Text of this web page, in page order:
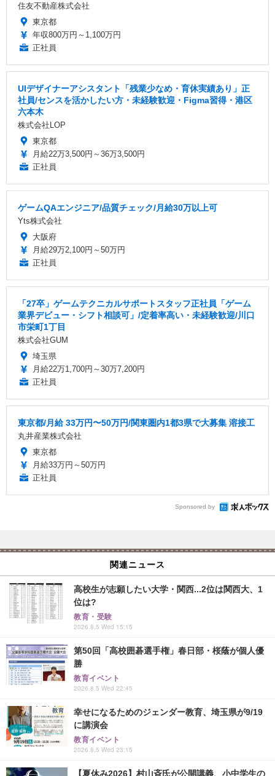
住友不動産株式会社
東京都
年収800万円～1,100万円
正社員
UIデザイナーアシスタント「残業少なめ・育休実績あり」正
社員/センスを活かしたい方・未経験歓迎・Figma習得・港区
六本木
株式会社LOP
東京都
月給22万3,500円～36万3,500円
正社員
ゲームQAエンジニア/品質チェック/月給30万以上可
Yts株式会社
大阪府
月給29万2,100円～50万円
正社員
「27卒」ゲームテクニカルサポートスタッフ正社員「ゲーム
業界デビュー・シフト相談可」/定着率高い・未経験歓迎/川口
市栄町1丁目
株式会社GUM
埼玉県
月給22万1,700円～30万7,200円
正社員
東京都/月給 33万円〜50万円/関東圏内1都3県で大募集 溶接工
丸井産業株式会社
東京都
月給33万円～50万円
正社員
Sponsored by
関連ニュース
高校生が志願したい大学・関西...2位は関西大、1
位は?
教育・受験
2026.8.5 Wed 15:15
第50回「高校囲碁選手権」春日部・桜蔭が個人優
勝
教育イベント
2026.8.5 Wed 22:45
幸せになるためのジェンダー教育、埼玉県が9/19
に講演会
教育イベント
2026.8.5 Wed 23:15
【夏休み2026】村山斉氏が公開講義、小中学生の